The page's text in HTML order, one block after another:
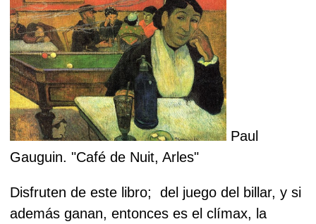
Paul
Gauguin. "Café de Nuit, Arles"
Disfruten de este libro; del juego del billar, y si
además ganan, entonces es el clímax, la